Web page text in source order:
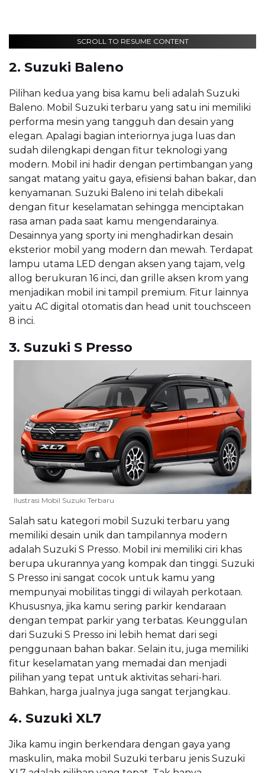
SCROLL TO RESUME CONTENT
2. Suzuki Baleno
Pilihan kedua yang bisa kamu beli adalah Suzuki
Baleno. Mobil Suzuki terbaru yang satu ini memiliki
performa mesin yang tangguh dan desain yang
elegan. Apalagi bagian interiornya juga luas dan
sudah dilengkapi dengan fitur teknologi yang
modern. Mobil ini hadir dengan pertimbangan yang
sangat matang yaitu gaya, efisiensi bahan bakar, dan
kenyamanan. Suzuki Baleno ini telah dibekali
dengan fitur keselamatan sehingga menciptakan
rasa aman pada saat kamu mengendarainya.
Desainnya yang sporty ini menghadirkan desain
eksterior mobil yang modern dan mewah. Terdapat
lampu utama LED dengan aksen yang tajam, velg
allog berukuran 16 inci, dan grille aksen krom yang
menjadikan mobil ini tampil premium. Fitur lainnya
yaitu AC digital otomatis dan head unit touchsceen
8 inci.
3. Suzuki S Presso
Ilustrasi Mobil Suzuki Terbaru
Salah satu kategori mobil Suzuki terbaru yang
memiliki desain unik dan tampilannya modern
adalah Suzuki S Presso. Mobil ini memiliki ciri khas
berupa ukurannya yang kompak dan tinggi. Suzuki
S Presso ini sangat cocok untuk kamu yang
mempunyai mobilitas tinggi di wilayah perkotaan.
Khususnya, jika kamu sering parkir kendaraan
dengan tempat parkir yang terbatas. Keunggulan
dari Suzuki S Presso ini lebih hemat dari segi
penggunaan bahan bakar. Selain itu, juga memiliki
fitur keselamatan yang memadai dan menjadi
pilihan yang tepat untuk aktivitas sehari-hari.
Bahkan, harga jualnya juga sangat terjangkau.
4. Suzuki XL7
Jika kamu ingin berkendara dengan gaya yang
maskulin, maka mobil Suzuki terbaru jenis Suzuki